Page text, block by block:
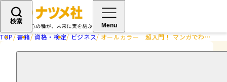
検索
Menu
TOP 書籍 資格・検定 ビジネス オールカラー 超入門！ マンガでわかるFP3級 25-26年版